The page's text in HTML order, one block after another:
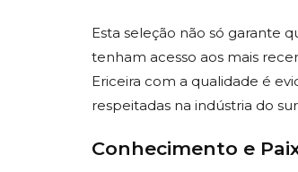
Esta seleção não só garante
tenham acesso aos mais
Ericeira com a qualidade é
respeitadas na indústria do
Conhecimento e